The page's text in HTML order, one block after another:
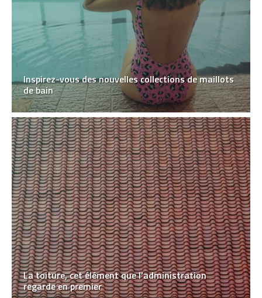
Inspirez-vous des nouvelles collections de maillots
de bain
La toiture, cet élément que l’administration
regarde en premier